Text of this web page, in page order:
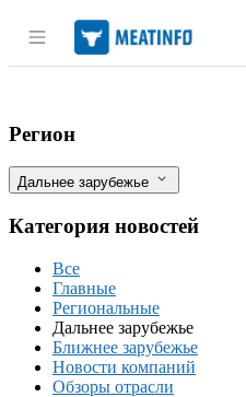
Раздел
Китай меняет
Фильтры
Регион
Дальнее зарубежье
Категория новостей
Все
Главные
Региональные
Дальнее зарубежье
Ближнее зарубежье
Новости компаний
Обзоры отрасли